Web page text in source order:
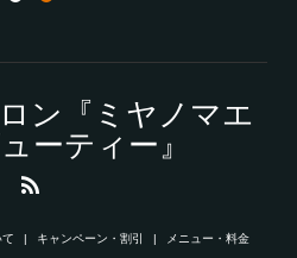
ン『ミヤノマエ
ーティー』
キャンペーン・割引 メニュー・料金